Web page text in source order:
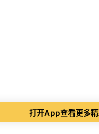
打开App查看更多